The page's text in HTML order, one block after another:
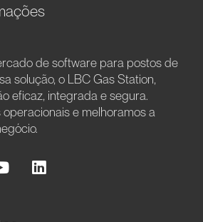
de software para postos de
solução, o LBC Gas Station,
eficaz, integrada e segura.
e melhoramos a